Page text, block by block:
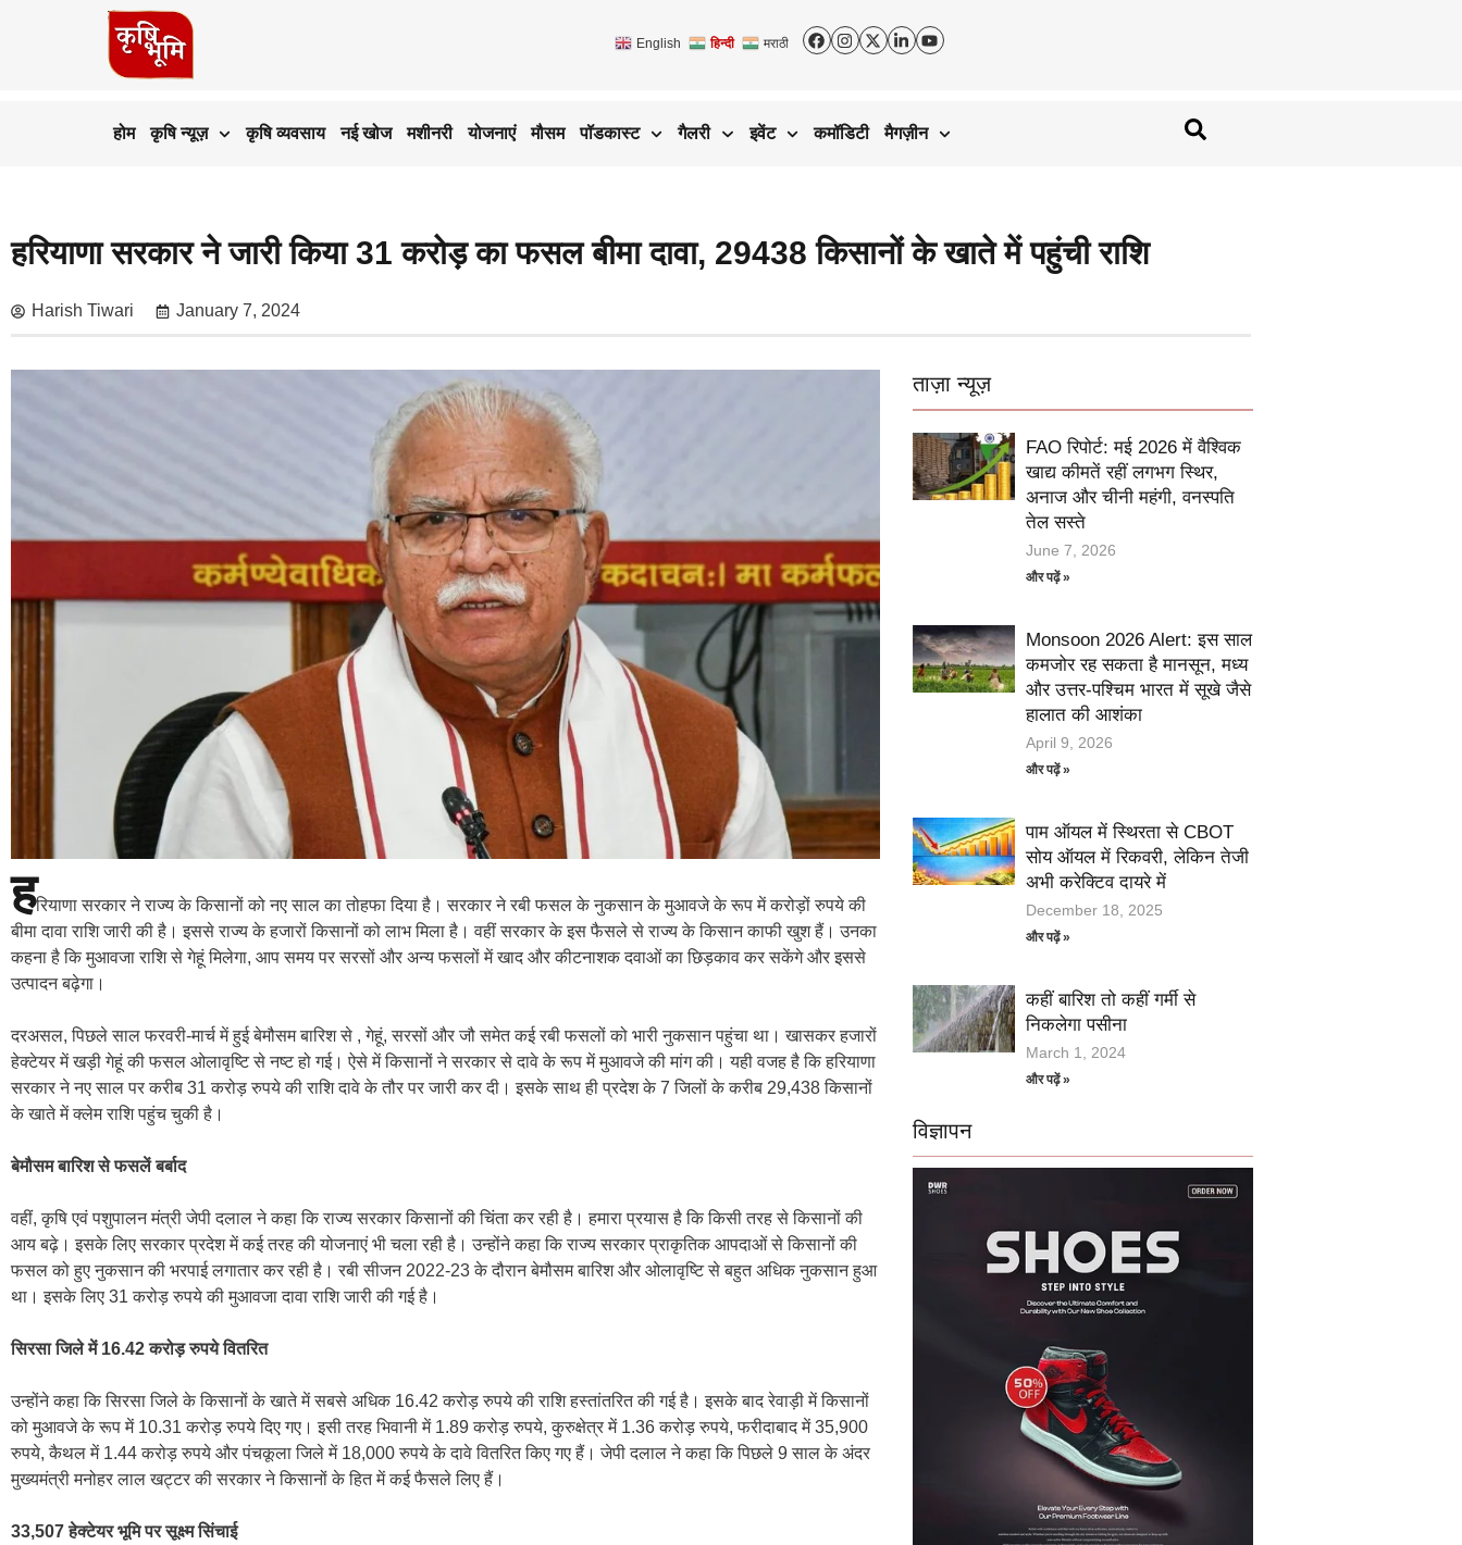
English हिन्दी मराठी
होम कृषि न्यूज़ कृषि व्यवसाय नई खोज मशीनरी योजनाएं मौसम पॉडकास्ट गैलरी इवेंट कमॉडिटी मैगज़ीन
हरियाणा सरकार ने जारी किया 31 करोड़ का फसल बीमा दावा, 29438 किसानों के खाते में पहुंची राशि
Harish Tiwari January 7, 2024
हरियाणा सरकार ने राज्य के किसानों को नए साल का तोहफा दिया है। सरकार ने रबी फसल के नुकसान के मुआवजे के रूप में करोड़ों रुपये की
बीमा दावा राशि जारी की है। इससे राज्य के हजारों किसानों को लाभ मिला है। वहीं सरकार के इस फैसले से राज्य के किसान काफी खुश हैं। उनका
कहना है कि मुआवजा राशि से गेहूं मिलेगा, आप समय पर सरसों और अन्य फसलों में खाद और कीटनाशक दवाओं का छिड़काव कर सकेंगे और इससे
उत्पादन बढ़ेगा।
दरअसल, पिछले साल फरवरी-मार्च में हुई बेमौसम बारिश से , गेहूं, सरसों और जौ समेत कई रबी फसलों को भारी नुकसान पहुंचा था। खासकर हजारों
हेक्टेयर में खड़ी गेहूं की फसल ओलावृष्टि से नष्ट हो गई। ऐसे में किसानों ने सरकार से दावे के रूप में मुआवजे की मांग की। यही वजह है कि हरियाणा
सरकार ने नए साल पर करीब 31 करोड़ रुपये की राशि दावे के तौर पर जारी कर दी। इसके साथ ही प्रदेश के 7 जिलों के करीब 29,438 किसानों
के खाते में क्लेम राशि पहुंच चुकी है।
बेमौसम बारिश से फसलें बर्बाद
वहीं, कृषि एवं पशुपालन मंत्री जेपी दलाल ने कहा कि राज्य सरकार किसानों की चिंता कर रही है। हमारा प्रयास है कि किसी तरह से किसानों की
आय बढ़े। इसके लिए सरकार प्रदेश में कई तरह की योजनाएं भी चला रही है। उन्होंने कहा कि राज्य सरकार प्राकृतिक आपदाओं से किसानों की
फसल को हुए नुकसान की भरपाई लगातार कर रही है। रबी सीजन 2022-23 के दौरान बेमौसम बारिश और ओलावृष्टि से बहुत अधिक नुकसान हुआ
था। इसके लिए 31 करोड़ रुपये की मुआवजा दावा राशि जारी की गई है।
सिरसा जिले में 16.42 करोड़ रुपये वितरित
उन्होंने कहा कि सिरसा जिले के किसानों के खाते में सबसे अधिक 16.42 करोड़ रुपये की राशि हस्तांतरित की गई है। इसके बाद रेवाड़ी में किसानों
को मुआवजे के रूप में 10.31 करोड़ रुपये दिए गए। इसी तरह भिवानी में 1.89 करोड़ रुपये, कुरुक्षेत्र में 1.36 करोड़ रुपये, फरीदाबाद में 35,900
रुपये, कैथल में 1.44 करोड़ रुपये और पंचकूला जिले में 18,000 रुपये के दावे वितरित किए गए हैं। जेपी दलाल ने कहा कि पिछले 9 साल के अंदर
मुख्यमंत्री मनोहर लाल खट्टर की सरकार ने किसानों के हित में कई फैसले लिए हैं।
33,507 हेक्टेयर भूमि पर सूक्ष्म सिंचाई
ताज़ा न्यूज़
FAO रिपोर्ट: मई 2026 में वैश्विक
खाद्य कीमतें रहीं लगभग स्थिर,
अनाज और चीनी महंगी, वनस्पति
तेल सस्ते
June 7, 2026
और पढ़ें »
Monsoon 2026 Alert: इस साल
कमजोर रह सकता है मानसून, मध्य
और उत्तर-पश्चिम भारत में सूखे जैसे
हालात की आशंका
April 9, 2026
और पढ़ें »
पाम ऑयल में स्थिरता से CBOT
सोय ऑयल में रिकवरी, लेकिन तेजी
अभी करेक्टिव दायरे में
December 18, 2025
और पढ़ें »
कहीं बारिश तो कहीं गर्मी से
निकलेगा पसीना
March 1, 2024
और पढ़ें »
विज्ञापन